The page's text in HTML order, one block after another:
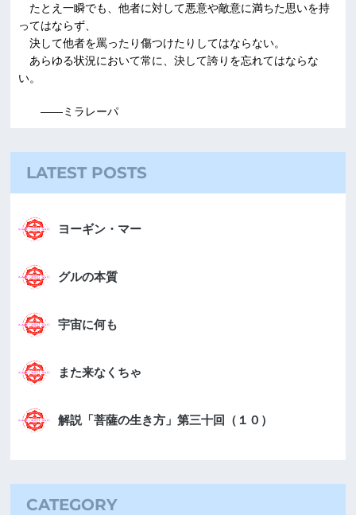
たとえ一瞬でも、他者に対して悪意や敵意に満ちた思いを持
ってはならず、
決して他者を罵ったり傷つけたりしてはならない。
あらゆる状況において常に、決して誇りを忘れてはならな
い。
――ミラレーパ
LATEST POSTS
ヨーギン・マー
グルの本質
宇宙に何も
また来なくちゃ
解説「菩薩の生き方」第三十回（１０）
CATEGORY